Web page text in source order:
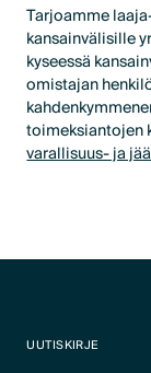
Tarjoamme
kansainvälisille
kyseessä
omistajan
toimeksiantojen
varallisuus- ja
UUTISKIRJE